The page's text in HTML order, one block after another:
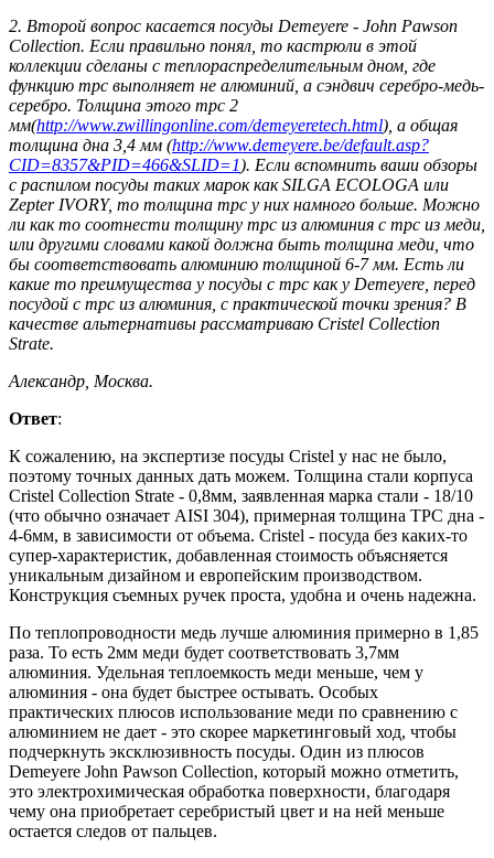
2. Второй вопрос касается посуды Demeyere - John Pawson
Collection. Если правильно понял, то кастрюли в этой
коллекции сделаны с теплораспределительным дном, где
функцию трс выполняет не алюминий, а сэндвич серебро-медь-
серебро. Толщина этого трс 2
мм(http://www.zwillingonline.com/demeyeretech.html), а общая
толщина дна 3,4 мм (http://www.demeyere.be/default.asp?
CID=8357&PID=466&SLID=1). Если вспомнить ваши обзоры
с распилом посуды таких марок как SILGA ECOLOGA или
Zepter IVORY, то толщина трс у них намного больше. Можно
ли как то соотнести толщину трс из алюминия с трс из меди,
или другими словами какой должна быть толщина меди, что
бы соответствовать алюминию толщиной 6-7 мм. Есть ли
какие то преимущества у посуды с трс как у Demeyere, перед
посудой с трс из алюминия, с практической точки зрения? В
качестве альтернативы рассматриваю Сristel Collection
Strate.
Александр, Москва.
Ответ:
К сожалению, на экспертизе посуды Сristel у нас не было,
поэтому точных данных дать можем. Толщина стали корпуса
Сristel Collection Strate - 0,8мм, заявленная марка стали - 18/10
(что обычно означает AISI 304), примерная толщина ТРС дна -
4-6мм, в зависимости от объема. Cristel - посуда без каких-то
супер-характеристик, добавленная стоимость объясняется
уникальным дизайном и европейским производством.
Конструкция съемных ручек проста, удобна и очень надежна.
По теплопроводности медь лучше алюминия примерно в 1,85
раза. То есть 2мм меди будет соответствовать 3,7мм
алюминия. Удельная теплоемкость меди меньше, чем у
алюминия - она будет быстрее остывать. Особых
практических плюсов использование меди по сравнению с
алюминием не дает - это скорее маркетинговый ход, чтобы
подчеркнуть эксклюзивность посуды. Один из плюсов
Demeyere John Pawson Collection, который можно отметить,
это электрохимическая обработка поверхности, благодаря
чему она приобретает серебристый цвет и на ней меньше
остается следов от пальцев.